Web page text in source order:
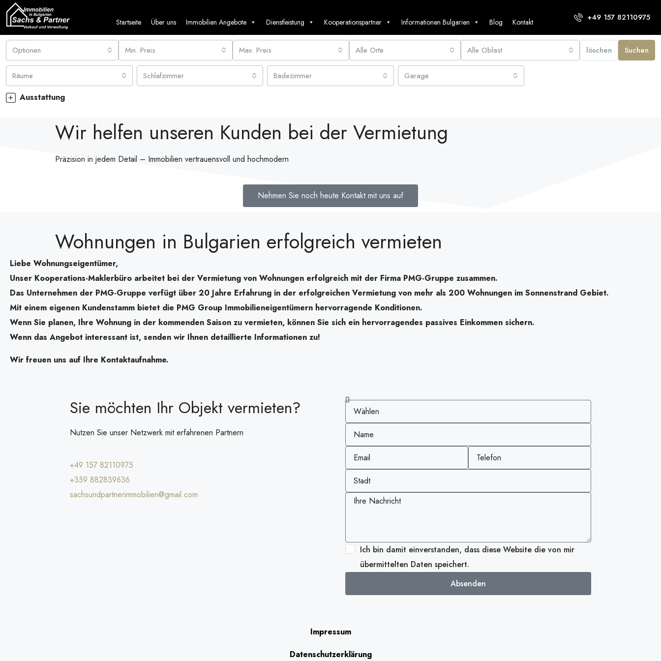
Startseite Über uns Immobilien Angebote Dienstleistung Kooperationspartner Informationen Bulgarien Blog Kontakt +49 157 82110975
Optionen Min. Preis Max. Preis Alle Orte Alle Oblast löschen Suchen
Räume Schlafzimmer Badezimmer Garage
Ausstattung
Wir helfen unseren Kunden bei der Vermietung
Präzision in jedem Detail – Immobilien vertrauensvoll und hochmodern
Nehmen Sie noch heute Kontakt mit uns auf
Wohnungen in Bulgarien erfolgreich vermieten
Liebe Wohnungseigentümer,
Unser Kooperations-Maklerbüro arbeitet bei der Vermietung von Wohnungen erfolgreich mit der Firma PMG-Gruppe zusammen.
Das Unternehmen der PMG-Gruppe verfügt über 20 Jahre Erfahrung in der erfolgreichen Vermietung von mehr als 200 Wohnungen im Sonnenstrand Gebiet.
Mit einem eigenen Kundenstamm bietet die PMG Group Immobilieneigentümern hervorragende Konditionen.
Wenn Sie planen, Ihre Wohnung in der kommenden Saison zu vermieten, können Sie sich ein hervorragendes passives Einkommen sichern.
Wenn das Angebot interessant ist, senden wir Ihnen detaillierte Informationen zu!
Wir freuen uns auf Ihre Kontaktaufnahme.
Sie möchten Ihr Objekt vermieten?
Nutzen Sie unser Netzwerk mit erfahrenen Partnern
+49 157 82110975
+359 882839636
sachsundpartnerimmobilien@gmail.com
Ich bin damit einverstanden, dass diese Website die von mir
übermittelten Daten speichert.
Absenden
Impressum
Datenschutzerklärung